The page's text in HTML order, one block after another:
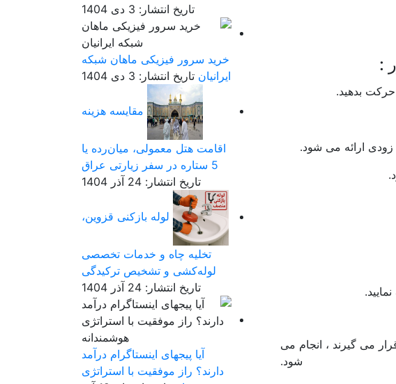
:
بدهید.
زودی ارائه می شود.
می گیرند ، انجام می
شود.
تاریخ انتشار: 3 دی 1404
خرید سرور فیزیکی ماهان شبکه
ایرانیان تاریخ انتشار: 3 دی 1404
مقایسه هزینه
اقامت هتل معمولی، میان‌رده یا
5 ستاره در سفر زیارتی عراق
تاریخ انتشار: 24 آذر 1404
لوله بازکنی قزوین،
تخلیه چاه و خدمات تخصصی
لوله‌کشی و تشخیص ترکیدگی
تاریخ انتشار: 24 آذر 1404
آیا پیجهای اینستاگرام درآمد
دارند؟ راز موفقیت با استراتژی